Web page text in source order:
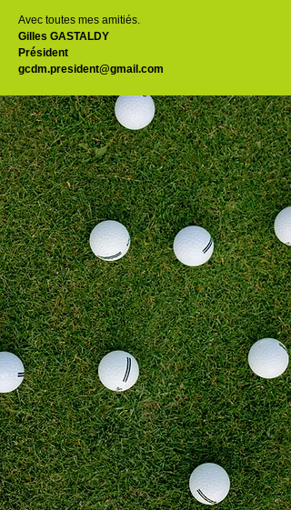
Avec toutes mes amitiés.
Gilles GASTALDY
Président
gcdm.president@gmail.com